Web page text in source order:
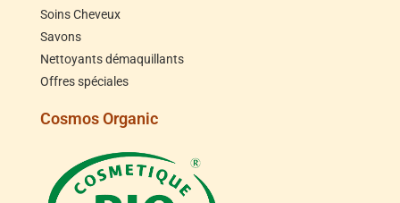
Soins Cheveux
Savons
Nettoyants démaquillants
Offres spéciales
Cosmos Organic